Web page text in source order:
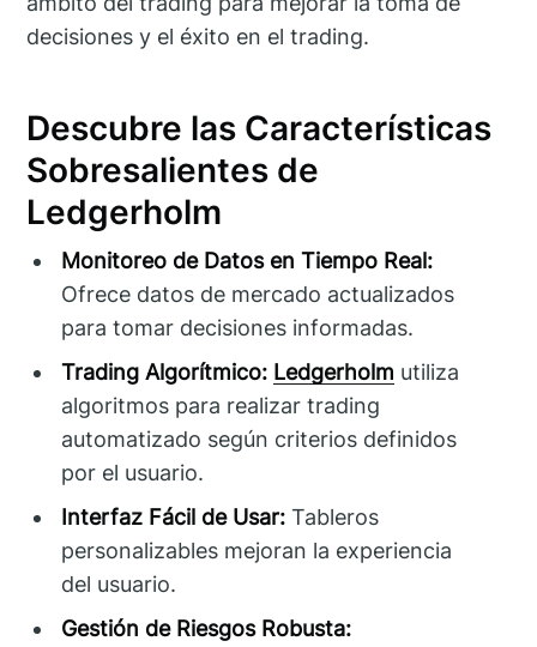
decisiones y el éxito en el trading.
Descubre las Características
Sobresalientes de
Ledgerholm
Monitoreo de Datos en Tiempo Real:
Ofrece datos de mercado actualizados
para tomar decisiones informadas.
Trading Algorítmico: Ledgerholm utiliza
algoritmos para realizar trading
automatizado según criterios definidos
por el usuario.
Interfaz Fácil de Usar: Tableros
personalizables mejoran la experiencia
del usuario.
Gestión de Riesgos Robusta: